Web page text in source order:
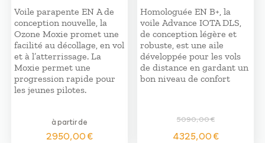
Voile parapente EN A de
conception nouvelle, la
Ozone Moxie promet une
facilité au décollage, en vol
et à l’atterrissage. La
Moxie permet une
progression rapide pour
les jeunes pilotes.
à partir de
2950,00€
Homologuée EN B+, la
voile Advance IOTA DLS,
de conception légère et
robuste, est une aile
développée pour les vols
de distance en gardant un
bon niveau de confort
5090,00€
Le
4325,00€Le